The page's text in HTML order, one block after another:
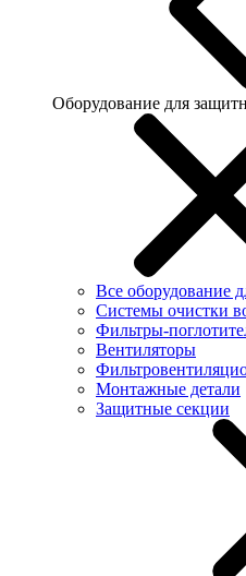
Оборудование для
Все оборудование
Системы очистки
Фильтры-
Вентиляторы
Монтажные детали
Защитные секции